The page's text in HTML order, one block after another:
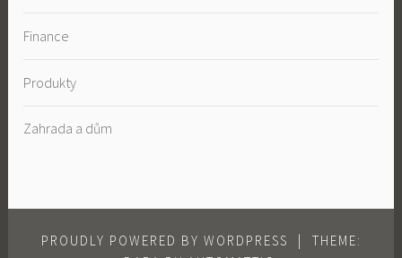
Finance
Produkty
Zahrada a dům
PROUDLY POWERED BY WORDPRESS |
THEME: